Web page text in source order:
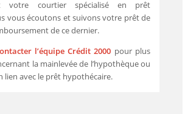
votre courtier spécialisé en prêt
vous écoutons et suivons votre prêt de
de ce dernier.
l’équipe Crédit 2000 pour plus
la mainlevée de l’hypothèque ou
avec le prêt hypothécaire.